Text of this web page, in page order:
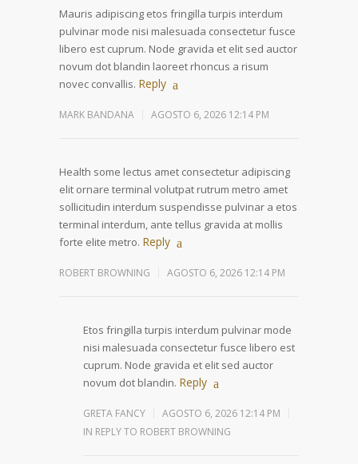
Mauris adipiscing etos fringilla turpis interdum
pulvinar mode nisi malesuada consectetur fusce
libero est cuprum. Node gravida et elit sed auctor
novum dot blandin laoreet rhoncus a risum
novec convallis. Reply
MARK BANDANA AGOSTO 6, 2026 12:14 PM
Health some lectus amet consectetur adipiscing
elit ornare terminal volutpat rutrum metro amet
sollicitudin interdum suspendisse pulvinar a etos
terminal interdum, ante tellus gravida at mollis
forte elite metro. Reply
ROBERT BROWNING AGOSTO 6, 2026 12:14 PM
Etos fringilla turpis interdum pulvinar mode
nisi malesuada consectetur fusce libero est
cuprum. Node gravida et elit sed auctor
novum dot blandin. Reply
GRETA FANCY
AGOSTO 6, 2026 12:14 PM
IN REPLY TO ROBERT BROWNING